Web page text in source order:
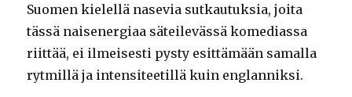
Suomen kielellä nasevia sutkautuksia, joita
tässä naisenergiaa säteilevässä komediassa
riittää, ei ilmeisesti pysty esittämään samalla
rytmillä ja intensiteetillä kuin englanniksi.